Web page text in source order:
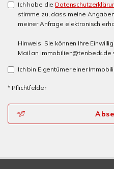
Ich habe die
stimme zu, dass meine
meiner Anfrage elektronisch
Hinweis: Sie können Ihre
Mail an immobilien@tenbeck.de
Ich bin Eigentümer einer
* Pflichtfelder